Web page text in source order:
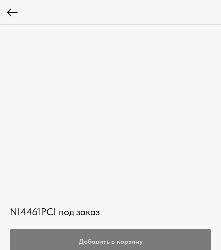
NI4461PCI под заказ
Добавить в корзину